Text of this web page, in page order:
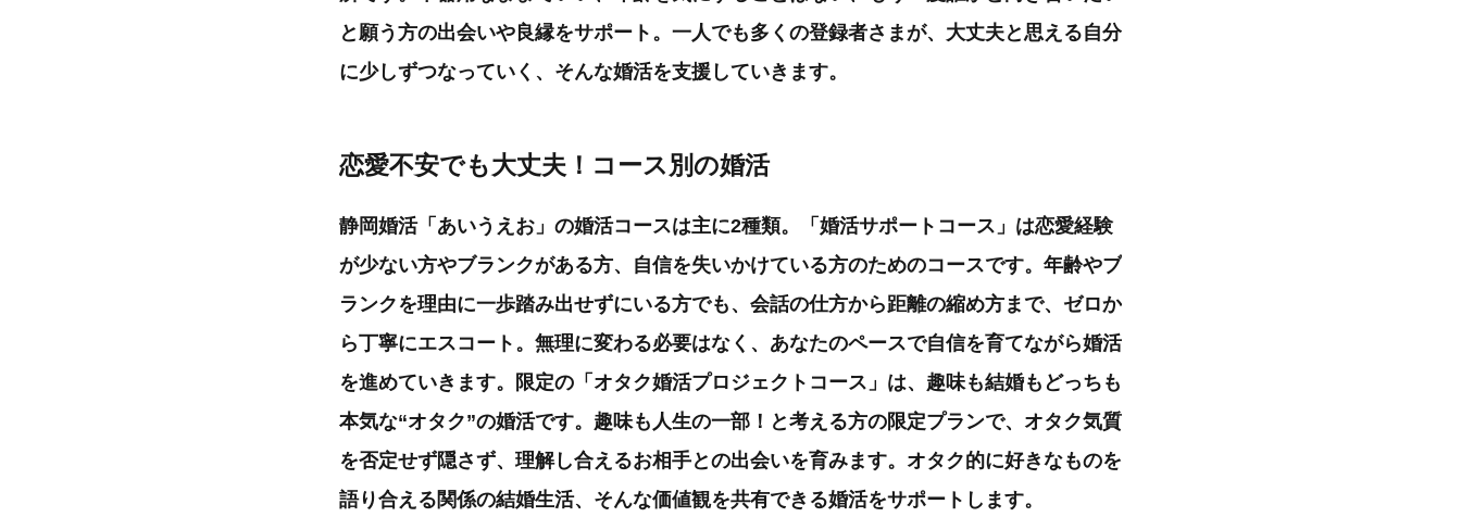
と願う方の出会いや良縁をサポート。一人でも多くの登録者さまが、大丈夫と思える自分
に少しずつなっていく、そんな婚活を支援していきます。
恋愛不安でも大丈夫！コース別の婚活
静岡婚活「あいうえお」の婚活コースは主に2種類。「婚活サポートコース」は恋愛経験
が少ない方やブランクがある方、自信を失いかけている方のためのコースです。年齢やブ
ランクを理由に一歩踏み出せずにいる方でも、会話の仕方から距離の縮め方まで、ゼロか
ら丁寧にエスコート。無理に変わる必要はなく、あなたのペースで自信を育てながら婚活
を進めていきます。限定の「オタク婚活プロジェクトコース」は、趣味も結婚もどっちも
本気な“オタク”の婚活です。趣味も人生の一部！と考える方の限定プランで、オタク気質
を否定せず隠さず、理解し合えるお相手との出会いを育みます。オタク的に好きなものを
語り合える関係の結婚生活、そんな価値観を共有できる婚活をサポートします。